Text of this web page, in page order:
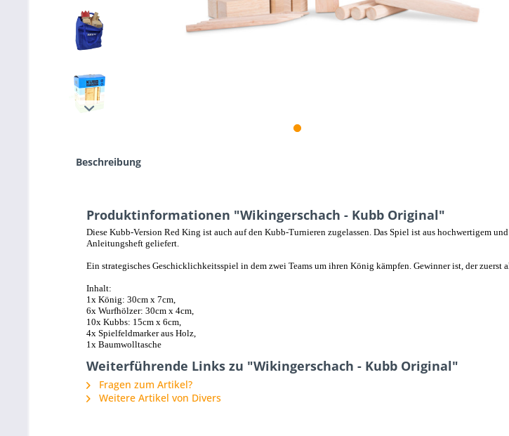
Beschreibung
Produktinformationen "Wikingerschach - Kubb Original"
Diese Kubb-Version Red King ist auch auf den Kubb-Turnieren zugelassen. Das Spiel ist aus hochwertigem
Anleitungsheft geliefert.
Ein strategisches Geschicklichkeitsspiel in dem zwei Teams um ihren König kämpfen. Gewinner ist, der
Inhalt:
1x König: 30cm x 7cm,
6x Wurfhölzer: 30cm x 4cm,
10x Kubbs: 15cm x 6cm,
4x Spielfeldmarker aus Holz,
1x Baumwolltasche
Weiterführende Links zu "Wikingerschach - Kubb Original"
Fragen zum Artikel?
Weitere Artikel von Divers